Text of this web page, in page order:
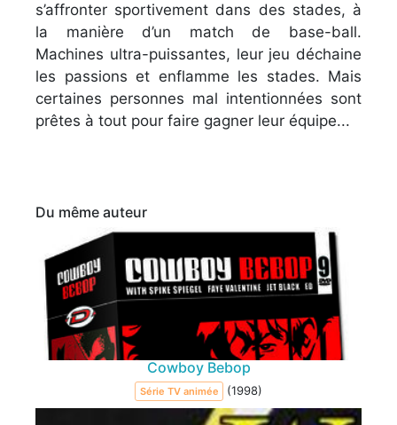
s’affronter sportivement dans des stades, à
la manière d’un match de base-ball.
Machines ultra-puissantes, leur jeu déchaine
les passions et enflamme les stades. Mais
certaines personnes mal intentionnées sont
prêtes à tout pour faire gagner leur équipe...
Du même auteur
Cowboy Bebop
Série TV animée (1998)